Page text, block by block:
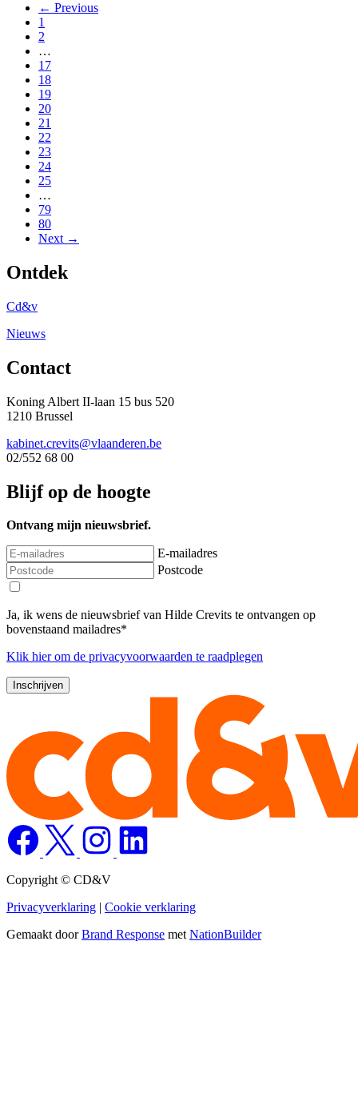
← Previous
1
2
…
17
18
19
20
21
22
23
24
25
…
79
80
Next →
Ontdek
Cd&v
Nieuws
Contact
Koning Albert II-laan 15 bus 520
1210 Brussel
kabinet.crevits@vlaanderen.be
02/552 68 00
Blijf op de hoogte
Ontvang mijn nieuwsbrief.
E-mailadres
Postcode
Ja, ik wens de nieuwsbrief van Hilde Crevits te ontvangen op
bovenstaand mailadres*
Klik hierom de privacyvoorwaarden te raadplegen
Copyright © CD&V
Privacyverklaring | Cookie verklaring
Gemaakt doorBrand Response metNationBuilder